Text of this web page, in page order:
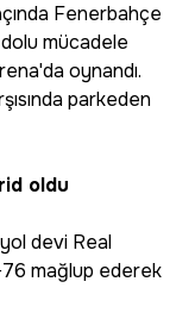
Fenerbahçe
mücadele
oynandı.
parkeden
oldu
devi Real
mağlup ederek